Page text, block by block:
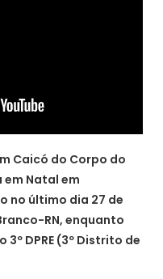
Caicó do Corpo do
Natal em
no último dia 27 de
RN, enquanto
DPRE (3º Distrito de